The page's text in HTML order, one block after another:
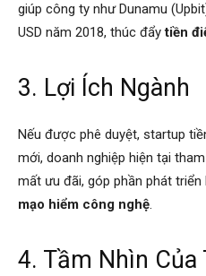
giúp công ty như Dunamu
USD năm 2018, thúc đẩytiền
3. Lợi Ích Ngành
Nếu được phê duyệt, startup
mới, doanh nghiệp hiện tại
mất ưu đãi, góp phần phát triển
mạo hiểm công nghệ.
4. Tầm Nhìn Của